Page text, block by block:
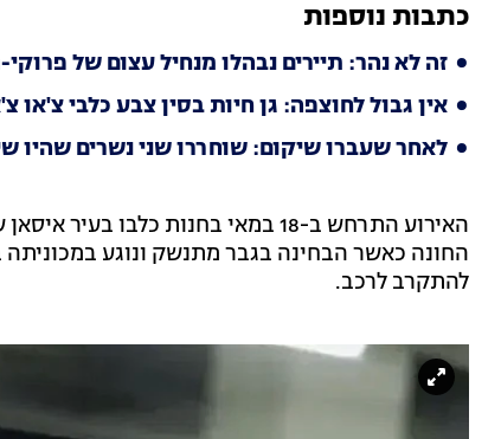
כתבות נוספות
זה לא נהר: תיירים נבהלו מנחיל עצום של
אין גבול לחוצפה: גן חיות בסין צבע כלבי צ'או
לאחר שעברו שיקום: שוחררו שני נשרים שהיו
האירוע התרחש ב-18 במאי בחנות
החונה כאשר הבחינה בגבר מתנשק ונוגע
להתקרב לרכב.